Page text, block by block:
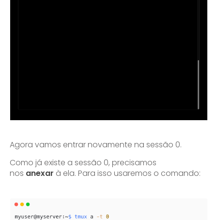
Agora vamos entrar novamente na sessão 0.
Como já existe a sessão 0, precisamos
nos anexar à ela. Para isso usaremos o comando: